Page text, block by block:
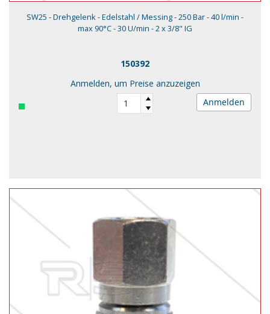
SW25 - Drehgelenk - Edelstahl / Messing - 250 Bar - 40 l/min -
max 90°C - 30 U/min - 2 x 3/8" IG
150392
Anmelden, um Preise anzuzeigen
Anmelden